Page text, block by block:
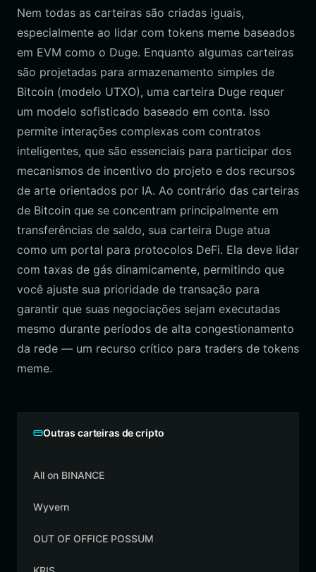
Nem todas as carteiras são criadas iguais,
especialmente ao lidar com tokens meme baseados
em EVM como o Duge. Enquanto algumas carteiras
são projetadas para armazenamento simples de
Bitcoin (modelo UTXO), uma carteira Duge requer
um modelo sofisticado baseado em conta. Isso
permite interações complexas com contratos
inteligentes, que são essenciais para participar dos
mecanismos de incentivo do projeto e dos recursos
de arte orientados por IA. Ao contrário das carteiras
de Bitcoin que se concentram principalmente em
transferências de saldo, sua carteira Duge atua
como um portal para protocolos DeFi. Ela deve lidar
com taxas de gás dinamicamente, permitindo que
você ajuste sua prioridade de transação para
garantir que suas negociações sejam executadas
mesmo durante períodos de alta congestionamento
da rede — um recurso crítico para traders de tokens
meme.
Outras carteiras de cripto
All on BINANCE
Wyvern
OUT OF OFFICE POSSUM